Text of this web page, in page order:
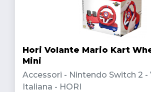
Hori Volante Mario Kart
Mini
Accessori - Nintendo Switch 2 -
Italiana - HORI